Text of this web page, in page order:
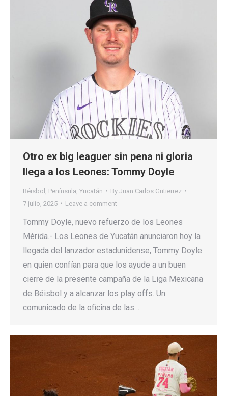
Otro ex big leaguer sin pena ni gloria
llega a los Leones: Tommy Doyle
Béisbol Península Yucatán By Juan Carlos Gutierrez
7 julio, 2025
Leave a comment
Tommy Doyle, nuevo refuerzo de los Leones
Mérida.- Los Leones de Yucatán anunciaron hoy la
llegada del lanzador estadunidense, Tommy Doyle
en quien confían para que los ayude a un buen
cierre de la presente campaña de la Liga Mexicana
de Béisbol y a alcanzar los play offs. Un
comunicado de la oficina de las…